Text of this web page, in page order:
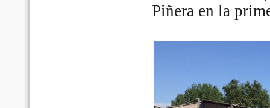
Piñera en la